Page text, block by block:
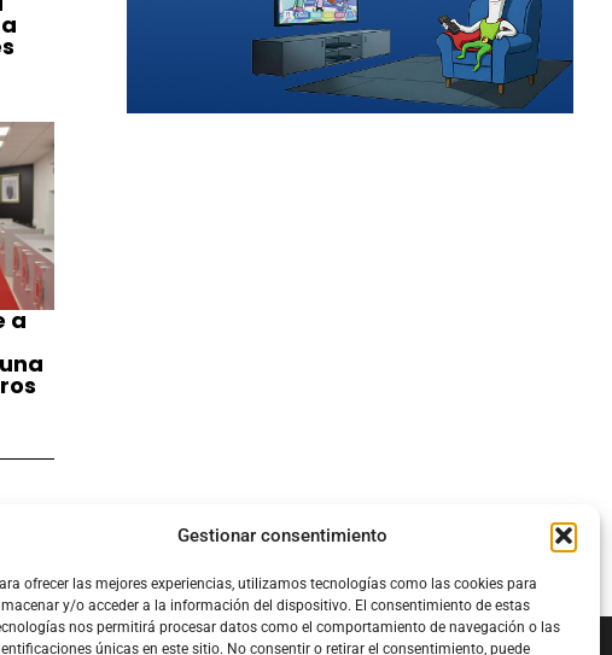
Gestionar consentimiento
ofrecer las mejores experiencias, utilizamos tecnologías como las cookies para
y/o acceder a la información del dispositivo. El consentimiento de estas
nos permitirá procesar datos como el comportamiento de navegación o las
únicas en este sitio. No consentir o retirar el consentimiento, puede
a